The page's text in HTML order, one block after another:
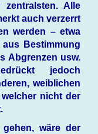
Alle
auch verzerrt
werden – etwa
Bestimmung
Abgrenzen usw.
jedoch
weiblichen
nicht der
wäre der